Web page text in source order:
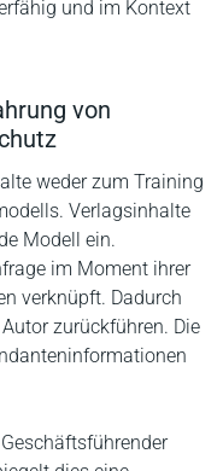
und im Kontext
von
weder zum Training
Verlagsinhalte
Modell ein.
im Moment ihrer
verknüpft. Dadurch
zurückführen. Die